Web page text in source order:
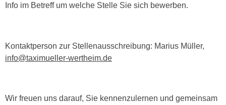
Info im Betreff um welche Stelle Sie sich bewerben.
Kontaktperson zur Stellenausschreibung: Marius Müller,
info@taximueller-wertheim.de
Wir freuen uns darauf, Sie kennenzulernen und gemeinsam